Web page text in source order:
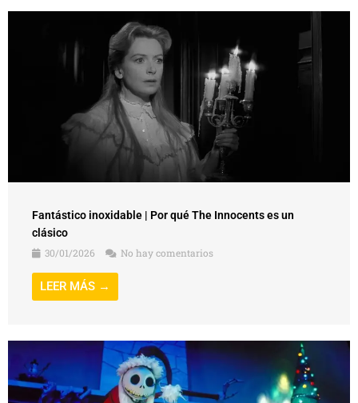
Fantástico inoxidable | Por qué The Innocents es un
clásico
30/01/2026
No hay comentarios
LEER MÁS →